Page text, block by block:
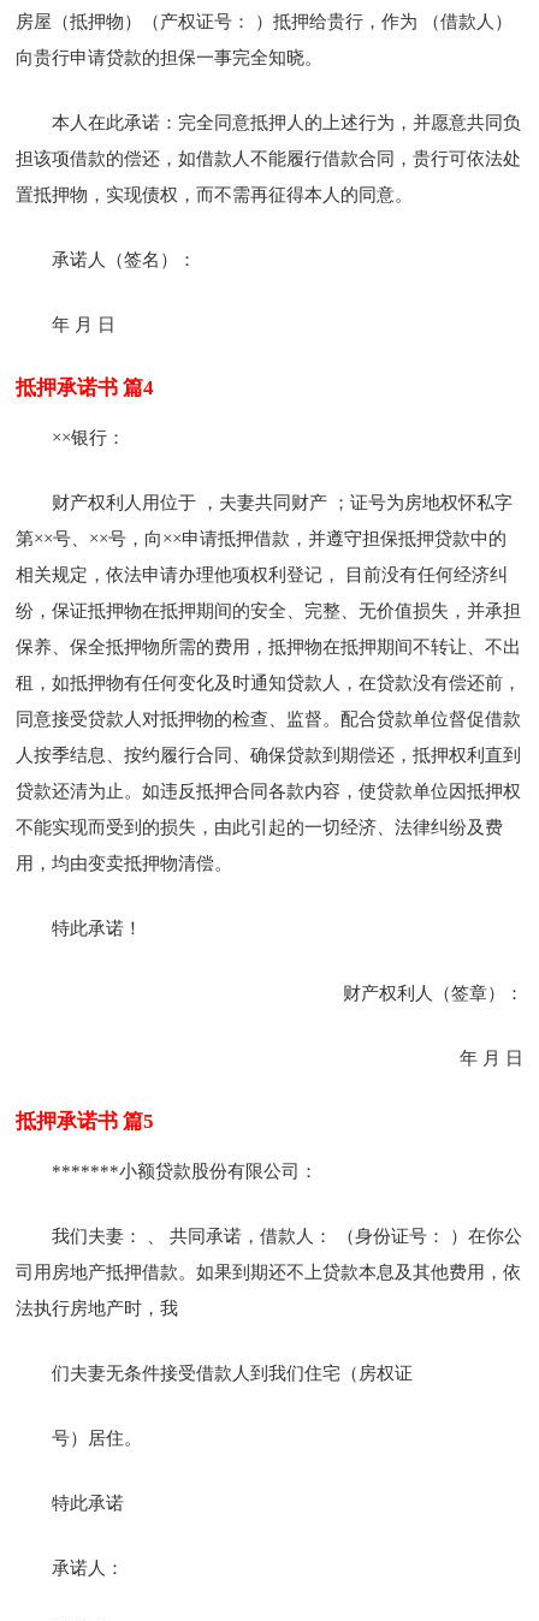
房屋（抵押物）（产权证号： ）抵押给贵行，作为 （借款人）
向贵行申请贷款的担保一事完全知晓。
本人在此承诺：完全同意抵押人的上述行为，并愿意共同负
担该项借款的偿还，如借款人不能履行借款合同，贵行可依法处
置抵押物，实现债权，而不需再征得本人的同意。
承诺人（签名）：
年 月 日
抵押承诺书 篇4
××银行：
财产权利人用位于 ，夫妻共同财产 ；证号为房地权怀私字
第××号、××号，向××申请抵押借款，并遵守担保抵押贷款中的
相关规定，依法申请办理他项权利登记， 目前没有任何经济纠
纷，保证抵押物在抵押期间的安全、完整、无价值损失，并承担
保养、保全抵押物所需的费用，抵押物在抵押期间不转让、不出
租，如抵押物有任何变化及时通知贷款人，在贷款没有偿还前，
同意接受贷款人对抵押物的检查、监督。配合贷款单位督促借款
人按季结息、按约履行合同、确保贷款到期偿还，抵押权利直到
贷款还清为止。如违反抵押合同各款内容，使贷款单位因抵押权
不能实现而受到的损失，由此引起的一切经济、法律纠纷及费
用，均由变卖抵押物清偿。
特此承诺！
财产权利人（签章）：
年 月 日
抵押承诺书 篇5
*******小额贷款股份有限公司：
我们夫妻： 、 共同承诺，借款人： （身份证号： ）在你公
司用房地产抵押借款。如果到期还不上贷款本息及其他费用，依
法执行房地产时，我
们夫妻无条件接受借款人到我们住宅（房权证
号）居住。
特此承诺
承诺人：